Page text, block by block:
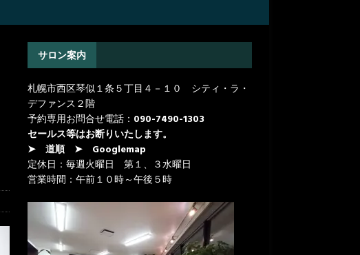
サロン案内
札幌市西区琴似１条５丁目４－１０ シティ・ラ・
デファンス２階
予約専用お問合せ電話： 090-7490-1303
セールス等はお断りいたします。
➤ 道順
➤ Googlemap
定休日：毎週火曜日 第１、３水曜日
営業時間：午前１０時～午後５時